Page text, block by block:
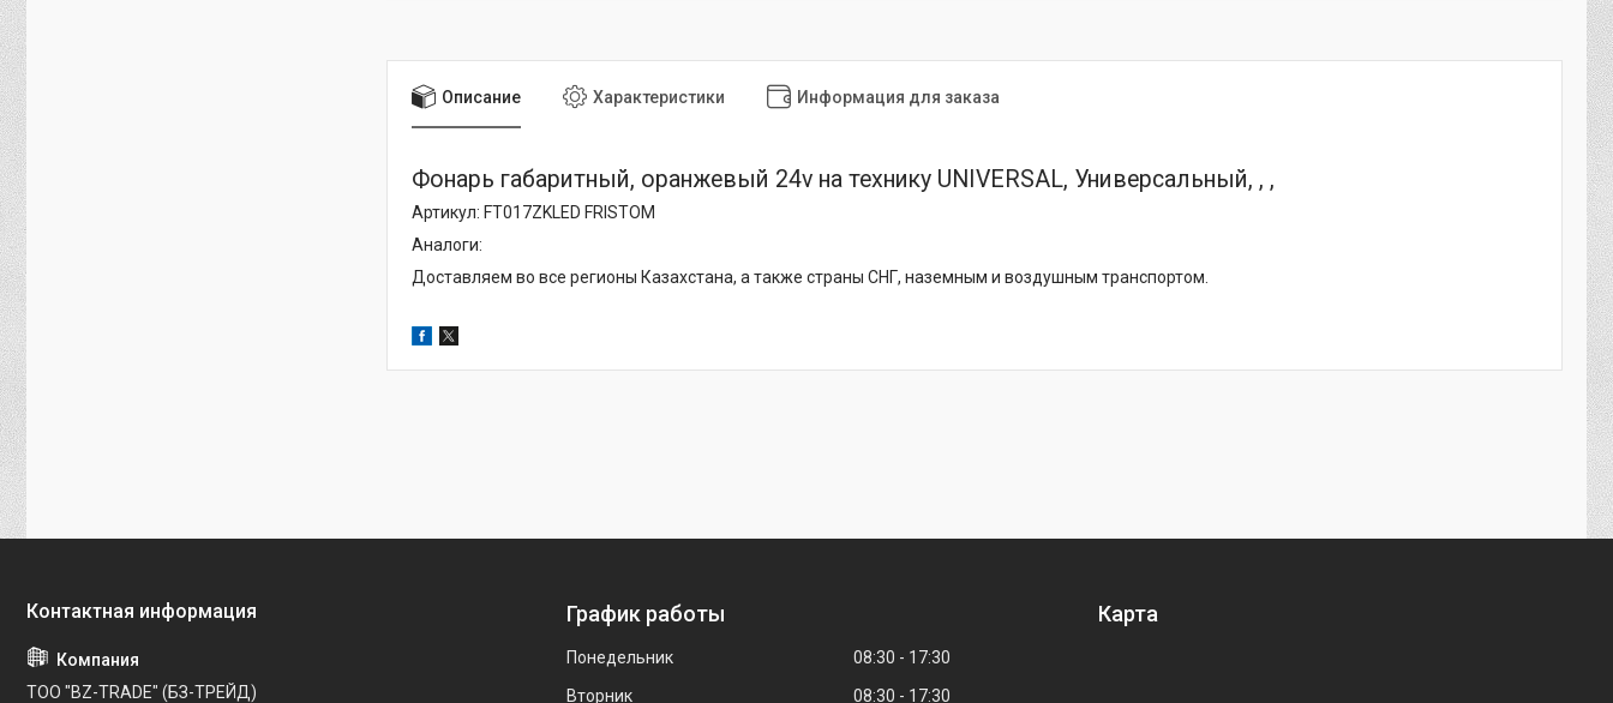
Описание Характеристики Информация для заказа
Фонарь габаритный, оранжевый 24v на технику UNIVERSAL, Универсальный, , ,
Артикул: FT017ZKLED FRISTOM
Аналоги:
Доставляем во все регионы Казахстана, а также страны СНГ, наземным и воздушным транспортом.
ТОО "BZ-TRADE" (БЗ-ТРЕЙД)
График работы
Понедельник 08:30
17:30
Вторник
08:30
17:30
Карта